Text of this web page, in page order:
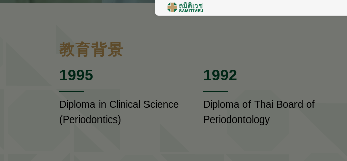
教育背景
1995
Diploma in Clinical Science
(Periodontics)
1992
Diploma of Thai Board of
Periodontology